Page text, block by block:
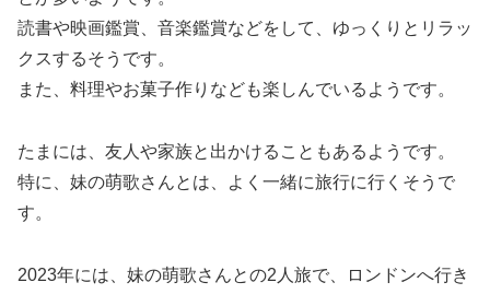
読書や映画鑑賞、音楽鑑賞などをして、ゆっくりとリラッ
クスするそうです。
また、料理やお菓子作りなども楽しんでいるようです。
たまには、友人や家族と出かけることもあるようです。
特に、妹の萌歌さんとは、よく一緒に旅行に行くそうで
す。
2023年には、妹の萌歌さんとの2人旅で、ロンドンへ行き